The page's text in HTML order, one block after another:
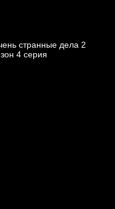
странные дела 2
4 cерия